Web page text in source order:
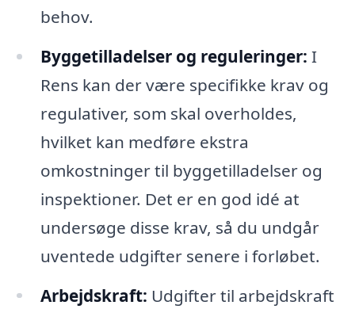
behov.
Byggetilladelser og reguleringer: I
Rens kan der være specifikke krav og
regulativer, som skal overholdes,
hvilket kan medføre ekstra
omkostninger til byggetilladelser og
inspektioner. Det er en god idé at
undersøge disse krav, så du undgår
uventede udgifter senere i forløbet.
Arbejdskraft: Udgifter til arbejdskraft